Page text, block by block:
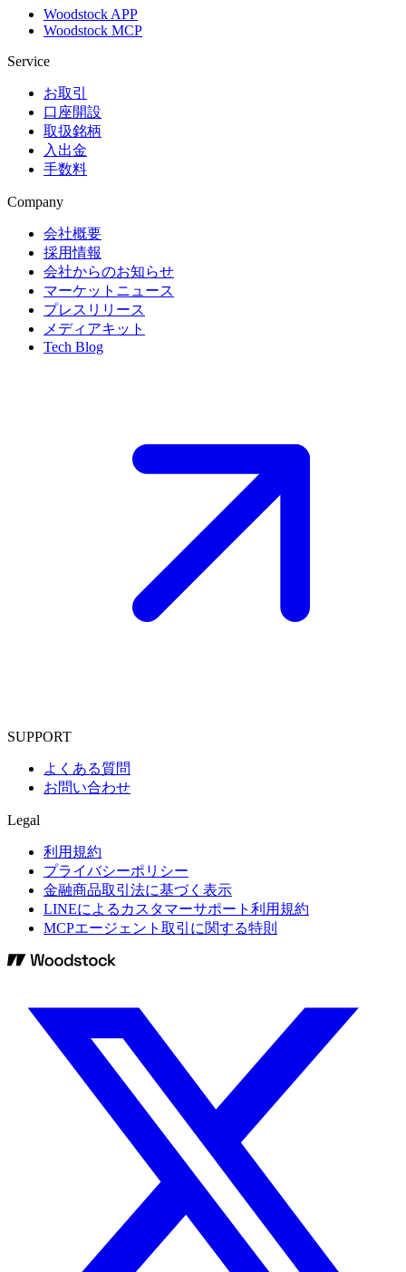
Woodstock APP
Woodstock MCP
Service
お取引
口座開設
取扱銘柄
入出金
手数料
Company
会社概要
採用情報
会社からのお知らせ
マーケットニュース
プレスリリース
メディアキット
Tech Blog
SUPPORT
よくある質問
お問い合わせ
Legal
利用規約
プライバシーポリシー
金融商品取引法に基づく表示
LINEによるカスタマーサポート利用規約
MCPエージェント取引に関する特則